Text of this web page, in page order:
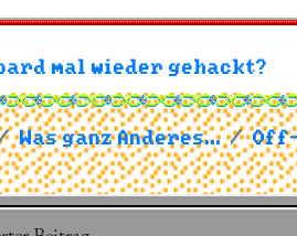
mal wieder gehackt?
Was ganz Anderes...